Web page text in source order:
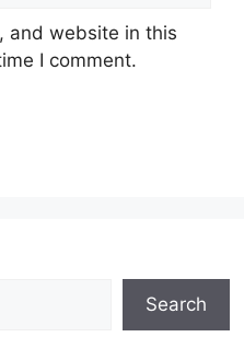
and website in this
I comment.
Search